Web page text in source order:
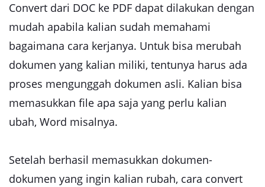
Convert dari DOC ke PDF dapat dilakukan dengan
mudah apabila kalian sudah memahami
bagaimana cara kerjanya. Untuk bisa merubah
dokumen yang kalian miliki, tentunya harus ada
proses mengunggah dokumen asli. Kalian bisa
memasukkan file apa saja yang perlu kalian
ubah, Word misalnya.
Setelah berhasil memasukkan dokumen-
dokumen yang ingin kalian rubah, cara convert